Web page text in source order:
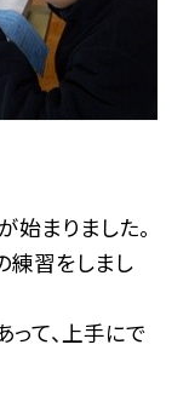
始まりました。
練習をしまし
って、上手にで